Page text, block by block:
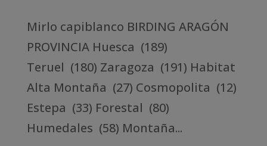
Mirlo capiblanco BIRDING ARAGÓN
PROVINCIA Huesca (189)
Teruel (180) Zaragoza (191) Habitat
Alta Montaña (27) Cosmopolita (12)
Estepa (33) Forestal (80)
Humedales (58) Montaña...